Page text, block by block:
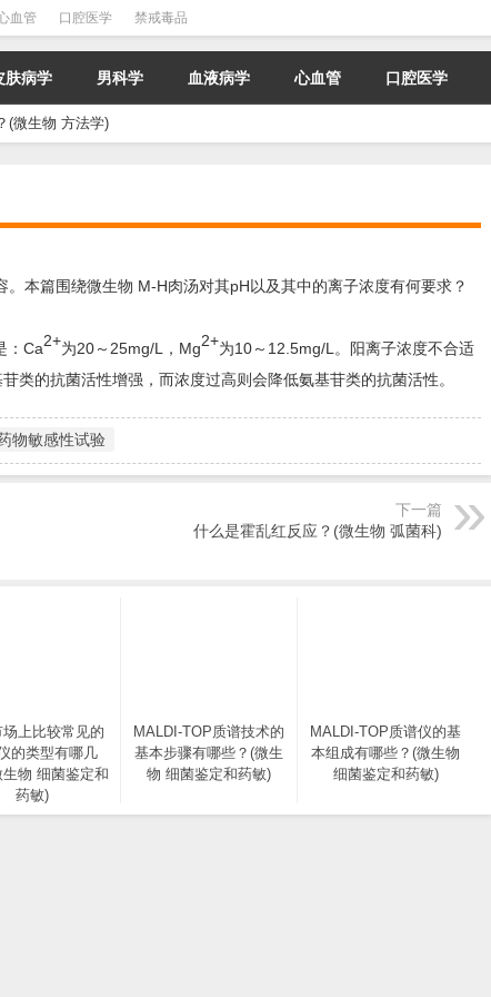
血管 口腔医学 禁戒毒品
肤病学 男科学 血液病学 心血管 口腔医学
(微生物 方法学)
本篇围绕微生物 M-H肉汤对其pH以及其中的离子浓度有何要求？
：Ca2+为20～25mg/L，Mg2+为10～12.5mg/L。阳离子浓度不合适
类的抗菌活性增强，而浓度过高则会降低氨基苷类的抗菌活性。
物敏感性试验
下一篇
什么是霍乱红反应？(微生物 弧菌科)
场上比较常见的
的类型有哪几
物 细菌鉴定和
药敏)
MALDI-TOP质谱技术的
基本步骤有哪些？(微生
物 细菌鉴定和药敏)
MALDI-TOP质谱仪的基
本组成有哪些？(微生物
细菌鉴定和药敏)